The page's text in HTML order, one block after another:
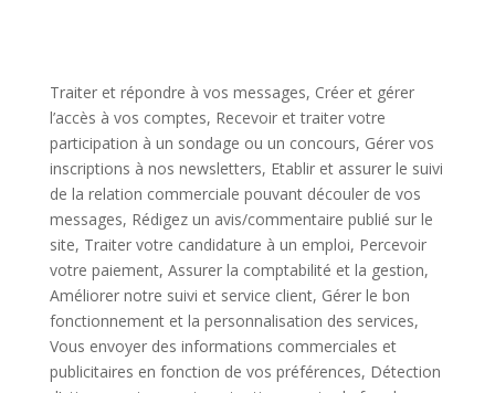
Traiter et répondre à vos messages, Créer et gérer
l’accès à vos comptes, Recevoir et traiter votre
participation à un sondage ou un concours, Gérer vos
inscriptions à nos newsletters, Etablir et assurer le suivi
de la relation commerciale pouvant découler de vos
messages, Rédigez un avis/commentaire publié sur le
site, Traiter votre candidature à un emploi, Percevoir
votre paiement, Assurer la comptabilité et la gestion,
Améliorer notre suivi et service client, Gérer le bon
fonctionnement et la personnalisation des services,
Vous envoyer des informations commerciales et
publicitaires en fonction de vos préférences, Détection